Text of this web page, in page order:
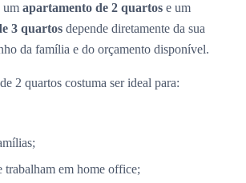
um apartamento de 2 quartos e um
3 quartos depende diretamente da sua
da família e do orçamento disponível.
2 quartos costuma ser ideal para:
trabalham em home office;